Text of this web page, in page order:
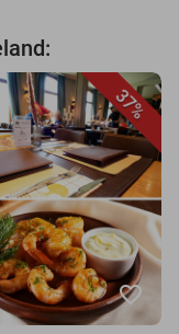
37%
favorite_border